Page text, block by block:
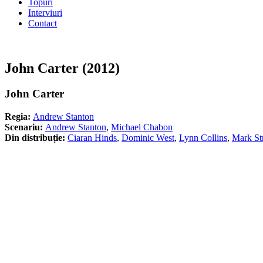
Interviuri
Contact
John Carter (2012)
John Carter
Regia: Andrew Stanton
Scenariu: Andrew Stanton, Michael Chabon
Din distribuție: Ciaran Hinds, Dominic West, Lynn Collins, Mark